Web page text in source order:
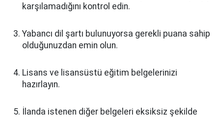
karşılamadığını kontrol edin.
Yabancı dil şartı bulunuyorsa gerekli puana sahip
olduğunuzdan emin olun.
Lisans ve lisansüstü eğitim belgelerinizi
hazırlayın.
İlanda istenen diğer belgeleri eksiksiz şekilde